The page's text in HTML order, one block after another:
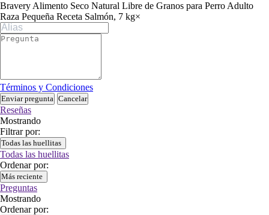
Bravery Alimento Seco Natural Libre de Granos para Perro Adulto
Raza Pequeña Receta Salmón, 7 kg×
Términos y Condiciones
Enviar pregunta Cancelar
Reseñas
Mostrando
Filtrar por:
Todas las huellitas
Todas las huellitas
Ordenar por:
Más reciente
Preguntas
Mostrando
Ordenar por: